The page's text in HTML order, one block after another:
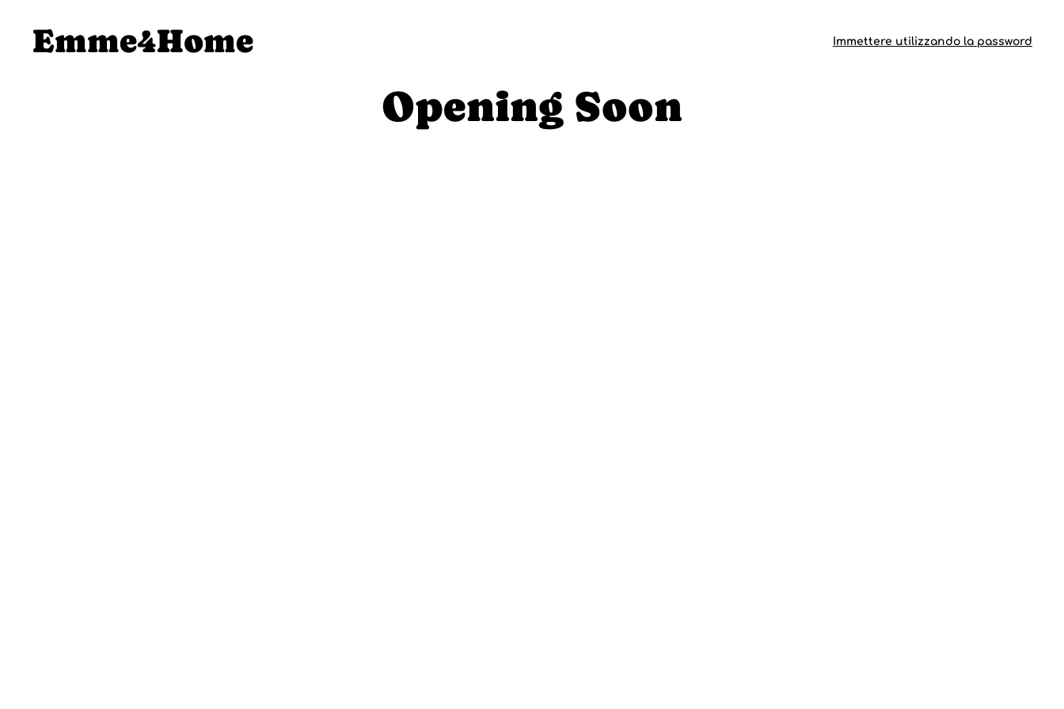
CONTENUTO
Emme4Home Immettere utilizzando la password
Opening Soon